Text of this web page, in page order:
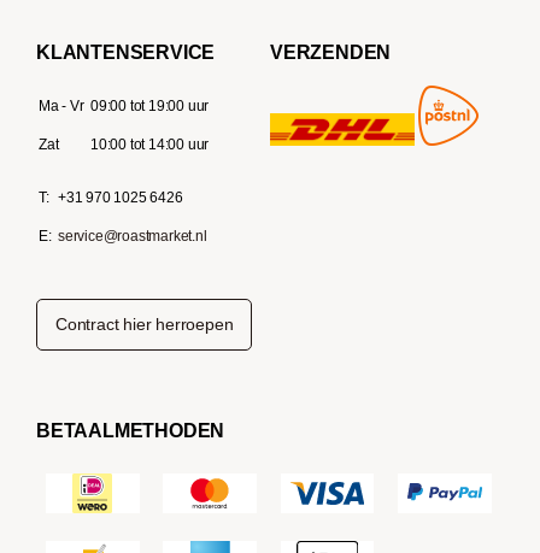
KLANTENSERVICE
Ma - Vr 09:00 tot 19:00 uur
Zat 10:00 tot 14:00 uur
T: +31 970 1025 6426
E: service@roastmarket.nl
VERZENDEN
Contract hier herroepen
BETAALMETHODEN